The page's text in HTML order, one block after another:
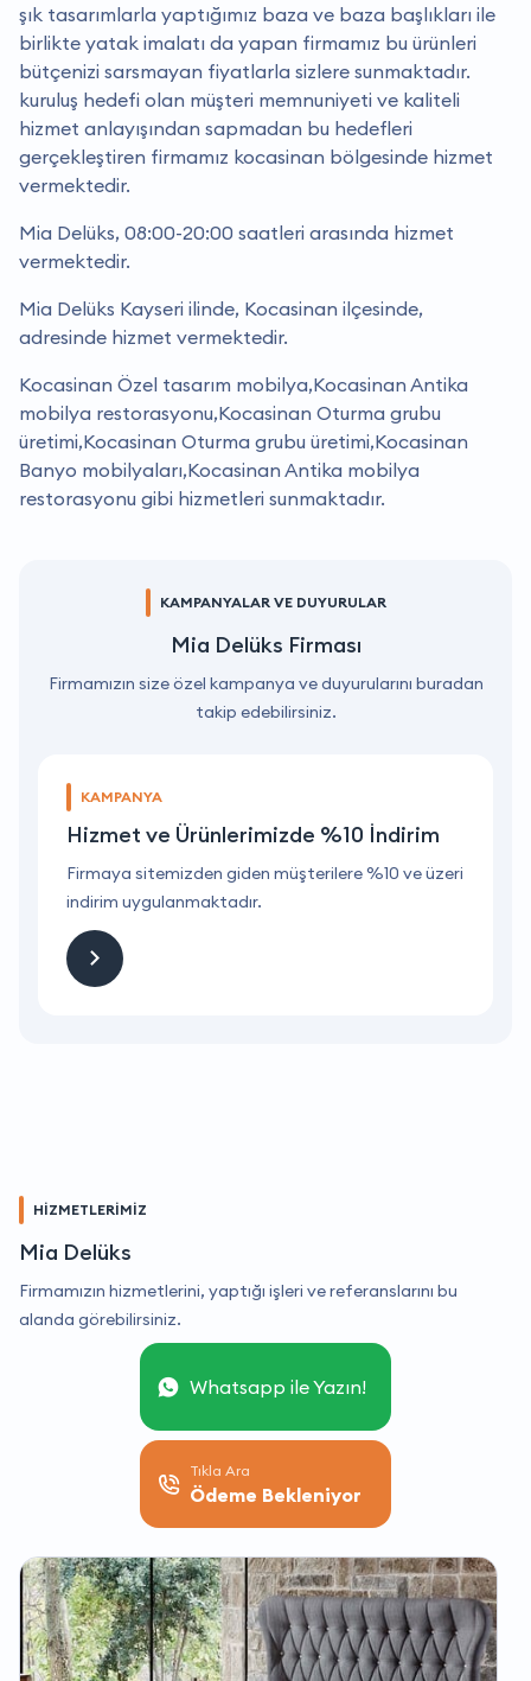
şık tasarımlarla yaptığımız baza ve baza başlıkları ile
birlikte yatak imalatı da yapan firmamız bu ürünleri
bütçenizi sarsmayan fiyatlarla sizlere sunmaktadır.
kuruluş hedefi olan müşteri memnuniyeti ve kaliteli
hizmet anlayışından sapmadan bu hedefleri
gerçekleştiren firmamız kocasinan bölgesinde hizmet
vermektedir.
Mia Delüks, 08:00-20:00 saatleri arasında hizmet
vermektedir.
Mia Delüks Kayseri ilinde, Kocasinan ilçesinde,
adresinde hizmet vermektedir.
Kocasinan Özel tasarım mobilya,Kocasinan Antika
mobilya restorasyonu,Kocasinan Oturma grubu
üretimi,Kocasinan Oturma grubu üretimi,Kocasinan
Banyo mobilyaları,Kocasinan Antika mobilya
restorasyonu gibi hizmetleri sunmaktadır.
KAMPANYALAR VE DUYURULAR
Mia Delüks Firması
Firmamızın size özel kampanya ve duyurularını buradan
takip edebilirsiniz.
KAMPANYA
Hizmet ve Ürünlerimizde %10 İndirim
Firmaya sitemizden giden müşterilere %10 ve üzeri
indirim uygulanmaktadır.
HİZMETLERİMİZ
Mia Delüks
Firmamızın hizmetlerini, yaptığı işleri ve referanslarını bu
alanda görebilirsiniz.
Whatsapp ile Yazın!
Tıkla Ara
Ödeme Bekleniyor